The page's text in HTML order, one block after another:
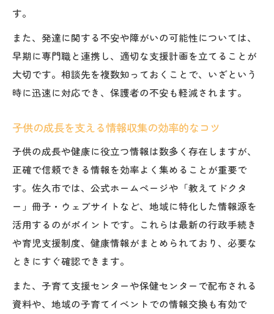
す。
また、発達に関する不安や障がいの可能性については、
早期に専門職と連携し、適切な支援計画を立てることが
大切です。相談先を複数知っておくことで、いざという
時に迅速に対応でき、保護者の不安も軽減されます。
子供の成長を支える情報収集の効率的なコツ
子供の成長や健康に役立つ情報は数多く存在しますが、
正確で信頼できる情報を効率よく集めることが重要で
す。佐久市では、公式ホームページや「教えてドクタ
ー」冊子・ウェブサイトなど、地域に特化した情報源を
活用するのがポイントです。これらは最新の行政手続き
や育児支援制度、健康情報がまとめられており、必要な
ときにすぐ確認できます。
また、子育て支援センターや保健センターで配布される
資料や、地域の子育てイベントでの情報交換も有効で